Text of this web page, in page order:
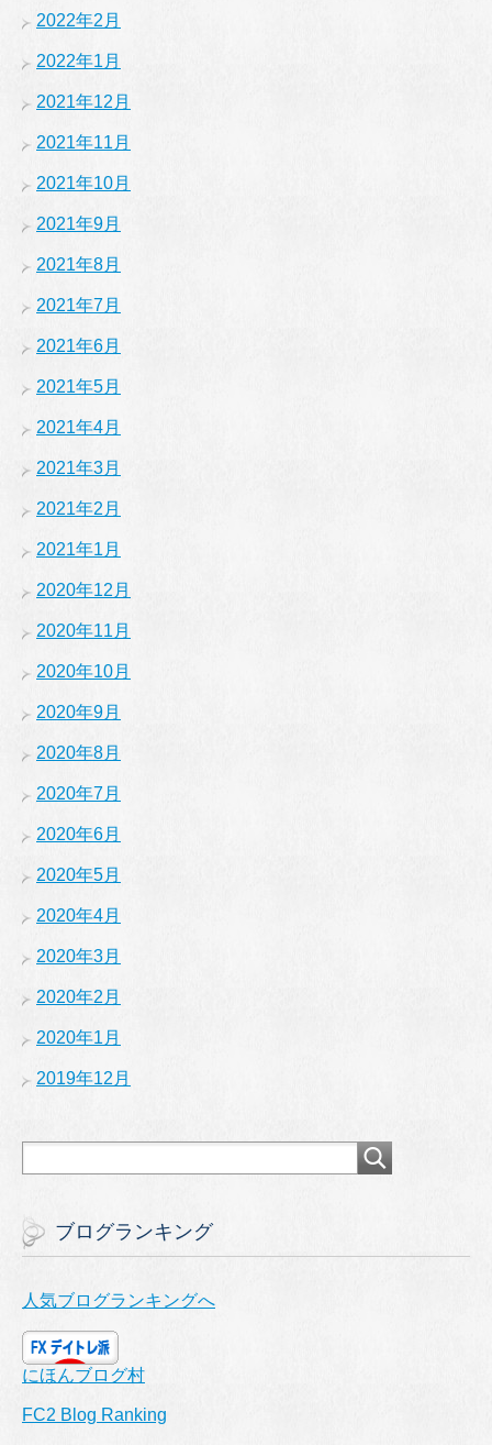
2022年2月
2022年1月
2021年12月
2021年11月
2021年10月
2021年9月
2021年8月
2021年7月
2021年6月
2021年5月
2021年4月
2021年3月
2021年2月
2021年1月
2020年12月
2020年11月
2020年10月
2020年9月
2020年8月
2020年7月
2020年6月
2020年5月
2020年4月
2020年3月
2020年2月
2020年1月
2019年12月
ブログランキング
人気ブログランキングへ
にほんブログ村
FC2 Blog Ranking